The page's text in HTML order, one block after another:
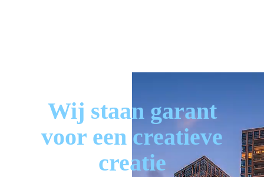
Wij staan garant
voor een creatieve
creatie